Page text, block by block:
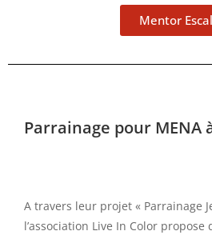
Mentor
Parrainage pour MENA
A travers leur projet « Parrainage
l’association Live In Color